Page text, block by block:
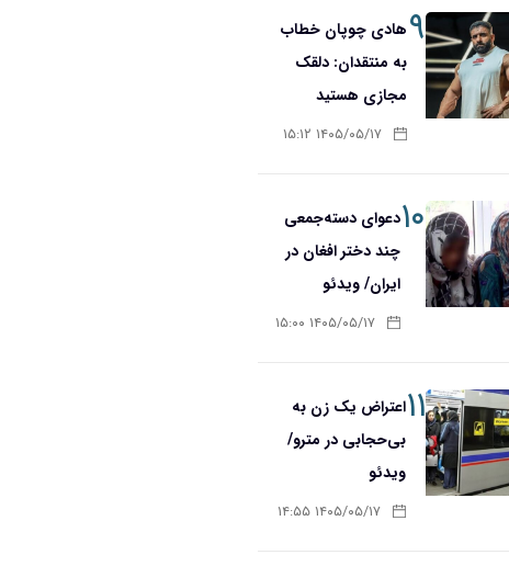
۹هادی چوپان خطاب
به منتقدان: دلقک
مجازی هستید
۱۴۰۵/۰۵/۱۷ ۱۵:۱۲
۱۰دعوای دسته‌جمعی
چند دختر افغان در
ایران/ ویدئو
۱۴۰۵/۰۵/۱۷ ۱۵:۰۰
۱۱اعتراض یک زن به
بی‌حجابی در مترو/
ویدئو
۱۴۰۵/۰۵/۱۷ ۱۴:۵۵